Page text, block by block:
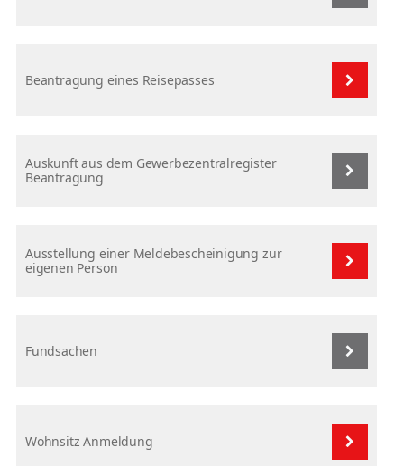
Beantragung eines Reisepasses
Auskunft aus dem Gewerbezentralregister
Beantragung
Ausstellung einer Meldebescheinigung zur
eigenen Person
Fundsachen
Wohnsitz Anmeldung